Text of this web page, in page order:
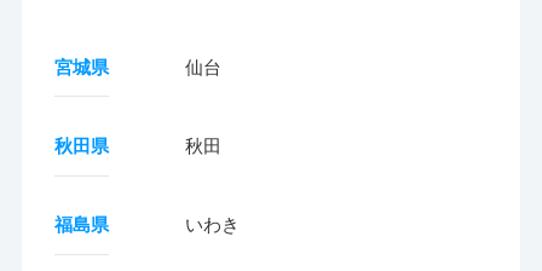
宮城県 仙台
秋田県 秋田
福島県 いわき